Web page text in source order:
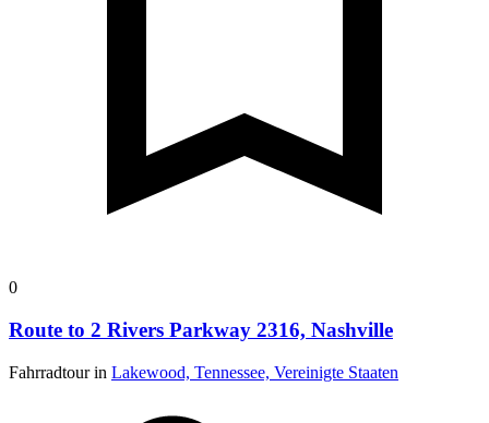
0
Route to 2 Rivers Parkway 2316, Nashville
Fahrradtour in Lakewood, Tennessee, Vereinigte Staaten